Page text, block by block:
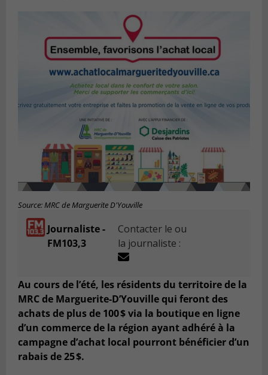
Source: MRC de Marguerite D'Youville
Journaliste -
FM103,3
Contacter le ou
la journaliste :
Au cours de l’été, les résidents du territoire de la
MRC de Marguerite-D’Youville qui feront des
achats de plus de 100 $ via la boutique en ligne
d’un commerce de la région ayant adhéré à la
campagne d’achat local pourront bénéficier d’un
rabais de 25 $.